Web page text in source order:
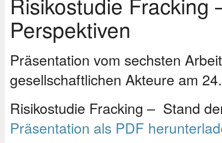
Perspektiven
Präsentation vom sechsten
gesellschaftlichen Akteure am
Risikostudie Fracking – Stand
Präsentation als PDF